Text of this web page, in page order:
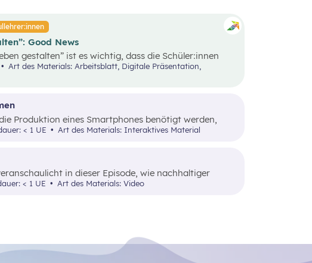
in dieser Episode, wie nachhaltiger
< 1 UE Art des Materials: Video
Produktion eines Smartphones benötigt werden,
Handys produziert werden.
< 1 UE Art des Materials: Interaktives Material
Good News
gestalten” ist es wichtig, dass die Schüler:innen
auseinandersetzen, um nicht von den
zu werden. Innerhalb der Good News Phase
stärker zu vertiefen.